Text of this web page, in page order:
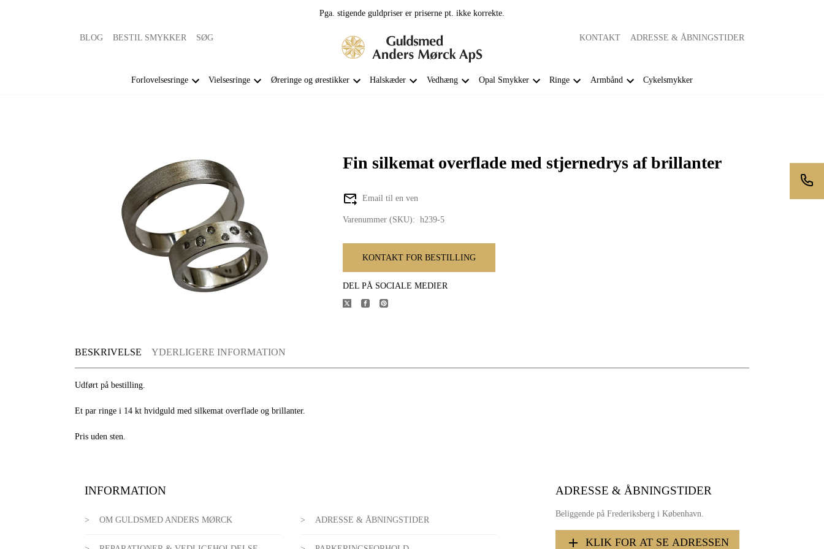
Pga. stigende guldpriser er priserne pt. ikke korrekte.
BLOG BESTIL SMYKKER SØG KONTAKT ADRESSE & ÅBNINGSTIDER
Forlovelsesringe Vielsesringe Øreringe og ørestikker Halskæder Vedhæng Opal Smykker Ringe Armbånd Cykelsmykker
Fin silkemat overflade med stjernedrys af brillanter
Email til en ven
Varenummer (SKU): h239-5
KONTAKT FOR BESTILLING
DEL PÅ SOCIALE MEDIER
BESKRIVELSE YDERLIGERE INFORMATION
Udført på bestilling.
Et par ringe i 14 kt hvidguld med silkemat overflade og brillanter.
Pris uden sten.
INFORMATION
OM GULDSMED ANDERS MØRCK ADRESSE & ÅBNINGSTIDER
ADRESSE & ÅBNINGSTIDER
Beliggende på Frederiksberg i København.
KLIK FOR AT SE ADRESSEN